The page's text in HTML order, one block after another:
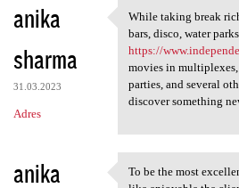
anika
sharma
31.03.2023
Adres
While taking break
While taking break
bars, disco, water
https://
movies in
parties, and several
discover something
anika
To be the most